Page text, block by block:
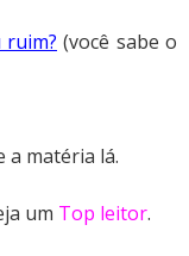
(você sabe o
a matéria lá.
um Top leitor.